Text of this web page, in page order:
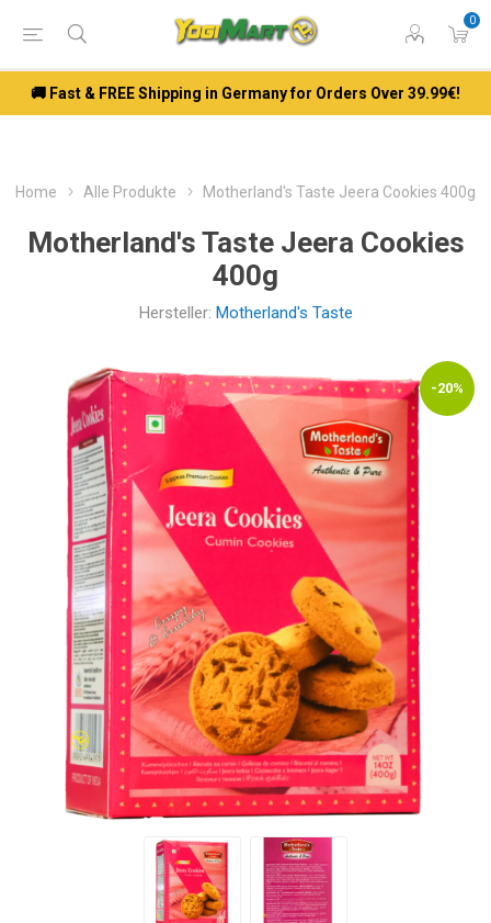
0
🚚 Fast & FREE Shipping in Germany for Orders Over 39.99€!
Home Alle Produkte Motherland's Taste Jeera Cookies 400g
Motherland's Taste Jeera Cookies
400g
Hersteller: Motherland's Taste
-20%